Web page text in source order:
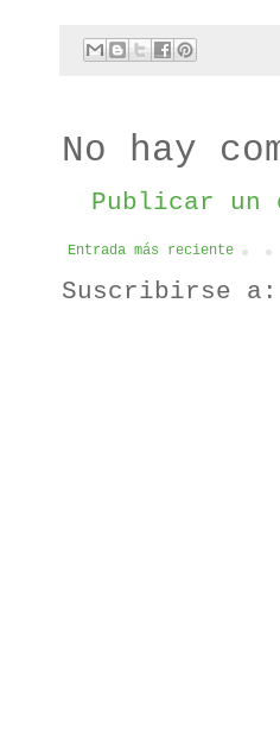
No hay
Publicar un
Entrada más reciente
Suscribirse a: